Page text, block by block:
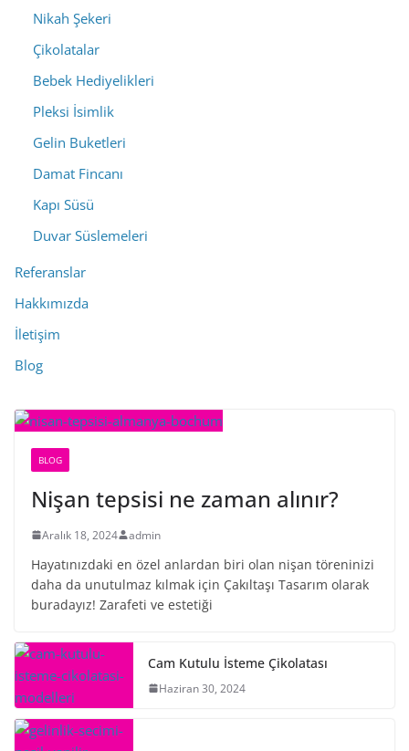
Nikah Şekeri
Çikolatalar
Bebek Hediyelikleri
Pleksi İsimlik
Gelin Buketleri
Damat Fincanı
Kapı Süsü
Duvar Süslemeleri
Referanslar
Hakkımızda
İletişim
Blog
BLOG
Nişan tepsisi ne zaman alınır?
Aralık 18, 2024 admin
Hayatınızdaki en özel anlardan biri olan nişan töreninizi
daha da unutulmaz kılmak için Çakıltaşı Tasarım olarak
buradayız! Zarafeti ve estetiği
Cam Kutulu İsteme Çikolatası
Haziran 30, 2024